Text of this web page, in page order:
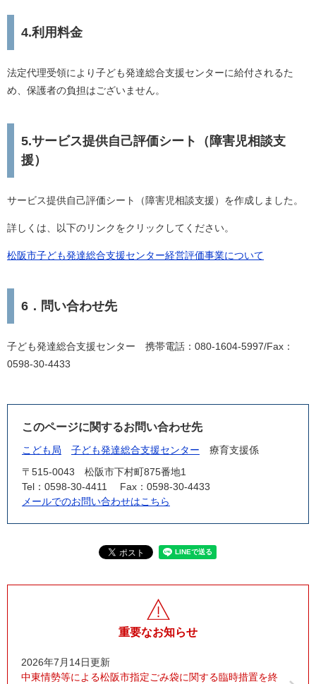
4.利用料金
法定代理受領により子ども発達総合支援センターに給付されるた
め、保護者の負担はございません。
5.サービス提供自己評価シート（障害児相談支
援）
サービス提供自己評価シート（障害児相談支援）を作成しました。
詳しくは、以下のリンクをクリックしてください。
松阪市子ども発達総合支援センター経営評価事業について
6．問い合わせ先
子ども発達総合支援センター 携帯電話：080-1604-5997/Fax：
0598-30-4433
このページに関するお問い合わせ先
こども局 子ども発達総合支援センター
療育支援係
〒515-0043
松阪市下村町875番地1
Tel：0598-30-4411
Fax：0598-30-4433
メールでのお問い合わせはこちら
重要なお知らせ
2026年7月14日更新
中東情勢等による松阪市指定ごみ袋に関する臨時措置を終